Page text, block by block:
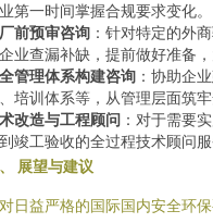
第一时间掌握合规要求变化。
前预审咨询 ：针对特定的外
业查漏补缺，提前做好准备
管理体系构建咨询 ：协助企
培训体系等，从管理层面筑牢
改造与工程顾问 ：对于需要
竣工验收的全过程技术顾问服
展望与建议
日益严格的国际国内安全环